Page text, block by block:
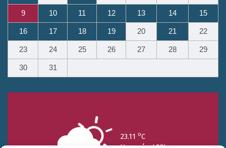
9 10 11 12 13 14 15
16 17 18 19 20 21 22
23 24 25 26 27 28 29
30 31
23.11 oC